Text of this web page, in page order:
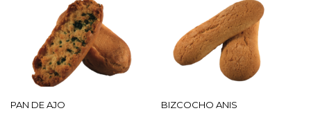
PAN DE AJO BIZCOCHO ANIS